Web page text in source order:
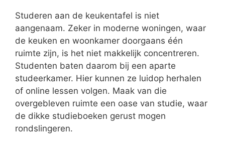
Studeren aan de keukentafel is niet
aangenaam. Zeker in moderne woningen, waar
de keuken en woonkamer doorgaans één
ruimte zijn, is het niet makkelijk concentreren.
Studenten baten daarom bij een aparte
studeerkamer. Hier kunnen ze luidop herhalen
of online lessen volgen. Maak van die
overgebleven ruimte een oase van studie, waar
de dikke studieboeken gerust mogen
rondslingeren.